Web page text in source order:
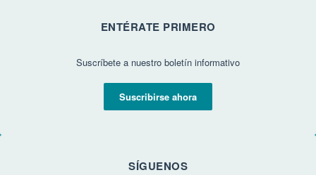
ENTÉRATE PRIMERO
Suscríbete a nuestro boletín informativo
Suscribirse ahora
SÍGUENOS